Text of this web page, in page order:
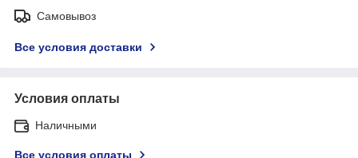
Самовывоз
Все условия доставки
Условия оплаты
Наличными
Все условия оплаты